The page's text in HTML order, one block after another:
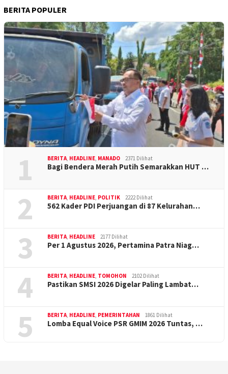
BERITA POPULER
1 BERITA, HEADLINE, MANADO 2371 Dilihat
Bagi Bendera Merah Putih Semarakkan HUT …
2 BERITA, HEADLINE, POLITIK 2222 Dilihat
562 Kader PDI Perjuangan di 87 Kelurahan…
3 BERITA, HEADLINE 2177 Dilihat
Per 1 Agustus 2026, Pertamina Patra Niag…
4 BERITA, HEADLINE, TOMOHON 2102 Dilihat
Pastikan SMSI 2026 Digelar Paling Lambat…
5 BERITA, HEADLINE, PEMERINTAHAN 1861 Dilihat
Lomba Equal Voice PSR GMIM 2026 Tuntas, …